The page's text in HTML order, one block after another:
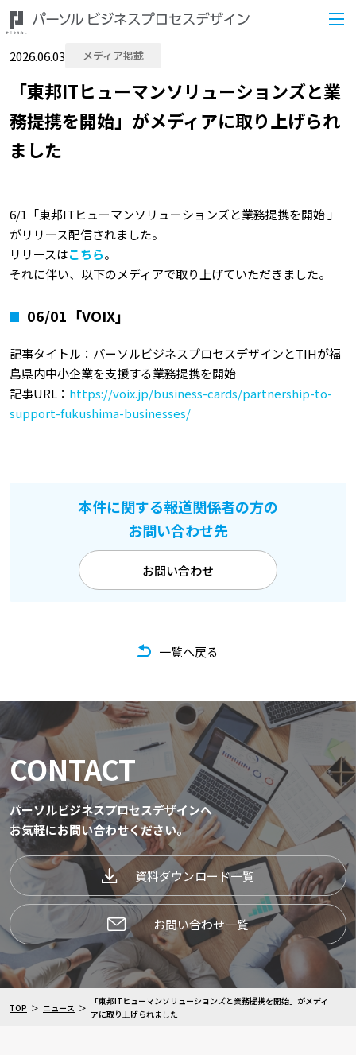
2026.06.03 メディア掲載
「東邦ITヒューマンソリューションズと業
務提携を開始」がメディアに取り上げられ
ました
6/1「東邦ITヒューマンソリューションズと業務提携を開始 」
がリリース配信されました。
リリースはこちら。
それに伴い、以下のメディアで取り上げていただきました。
06/01「VOIX」
記事タイトル：パーソルビジネスプロセスデザインとTIHが福
島県内中小企業を支援する業務提携を開始
記事URL： https://voix.jp/business-cards/partnership-to-
support-fukushima-businesses/
本件に関する報道関係者の方の
お問い合わせ先
お問い合わせ
一覧へ戻る
CONTACT
パーソルビジネスプロセスデザインへ
お気軽にお問い合わせください。
資料ダウンロード一覧
お問い合わせ一覧
TOP ニュース
「東邦ITヒューマンソリューションズと業務提携を開始」がメディ
アに取り上げられました